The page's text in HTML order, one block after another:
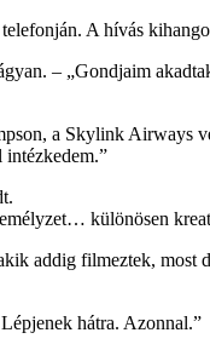
A hívás
– „Gondjaim
a Skylink Airways
különösen
addig filmeztek, most
hátra. Azonnal.”